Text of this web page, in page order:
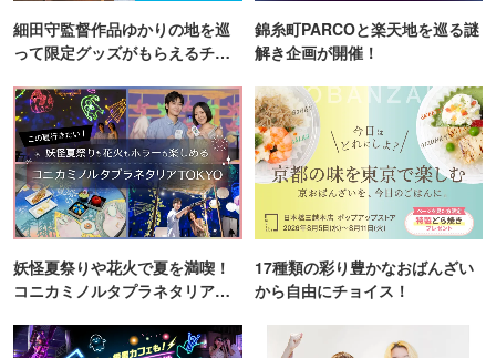
細田守監督作品ゆかりの地を巡
って限定グッズがもらえるチャ
錦糸町PARCOと楽天地を巡る謎
解き企画が開催！
妖怪夏祭りや花火で夏を満喫！
コニカミノルタプラネタリア
17種類の彩り豊かなおばんざい
から自由にチョイス！